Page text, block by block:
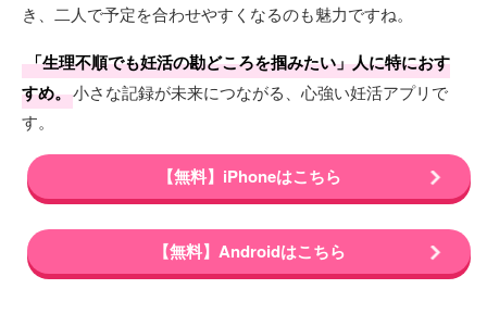
き、二人で予定を合わせやすくなるのも魅力ですね。
「生理不順でも妊活の勘どころを掴みたい」人に特におす
すめ。小さな記録が未来につながる、心強い妊活アプリで
す。
【無料】iPhoneはこちら
【無料】Androidはこちら